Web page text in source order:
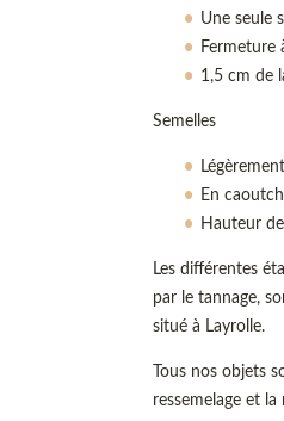
Une seule
Fermeture
1,5 cm de
Semelles
En
Hauteur
Les différentes
par le tannage,
situé à Layrolle.
Tous nos objets
ressemelage et